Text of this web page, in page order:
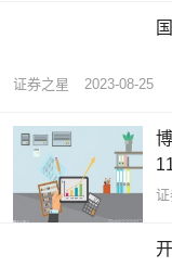
证券之星 2023-08-25